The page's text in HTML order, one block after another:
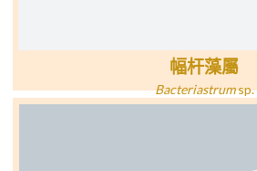
幅杆藻屬
Bacteriastrumsp.